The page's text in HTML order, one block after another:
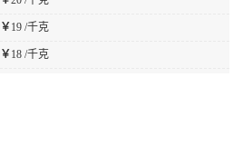
￥ 19 /千克
￥ 18 /千克